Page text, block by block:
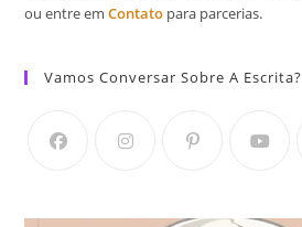
ou entre emContato para parcerias.
Vamos Conversar Sobre A Escrita?